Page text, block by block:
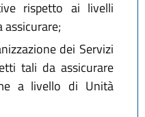
rispetto ai livelli
dei Servizi
tali da assicurare
a livello di Unità